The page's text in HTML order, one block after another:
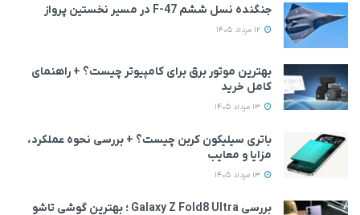
جنگنده نسل ششم F-47 در مسیر نخستین پرواز
بهترین موتور برق برای کامپیوتر چیست؟ + راهنمای
کامل خرید
باتری سیلیکون کربن چیست؟ + بررسی نحوه عملکرد،
مزایا و معایب
بررسی Galaxy Z Fold8 Ultra ؛ بهترین گوشی تاشو